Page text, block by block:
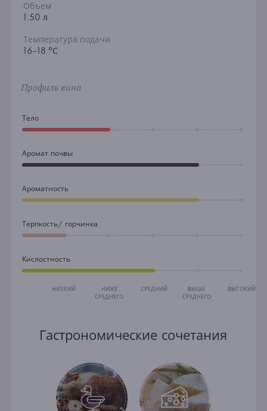
Объем
1.50 л
Температура подачи
16-18 °С
Профиль вина
Тело
Аромат почвы
Ароматность
Терпкость/ горчинка
Кислостность
НИЗКИЙ
НИЖЕ
СРЕДНЕГО
СРЕДНИЙ
ВЫШЕ
СРЕДНЕГО
ВЫСОКИЙ
Гастрономические сочетания